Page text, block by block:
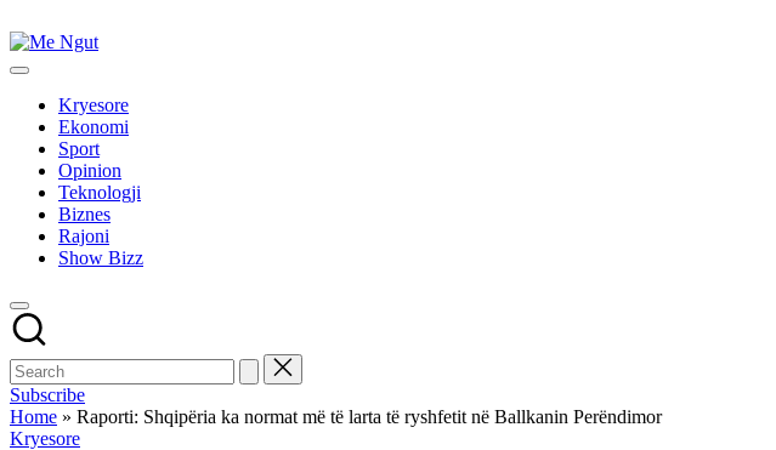
to
content
Me
Këtu
lajmet
ngut
Kryesore
Ekonomi
Sport
Opinion
Teknologji
Biznes
Rajoni
Show Bizz
Subscribe
Home » Raporti: Shqipëria ka normat më të larta të ryshfetit në Ballkanin Perëndimor
Posted
Kryesore